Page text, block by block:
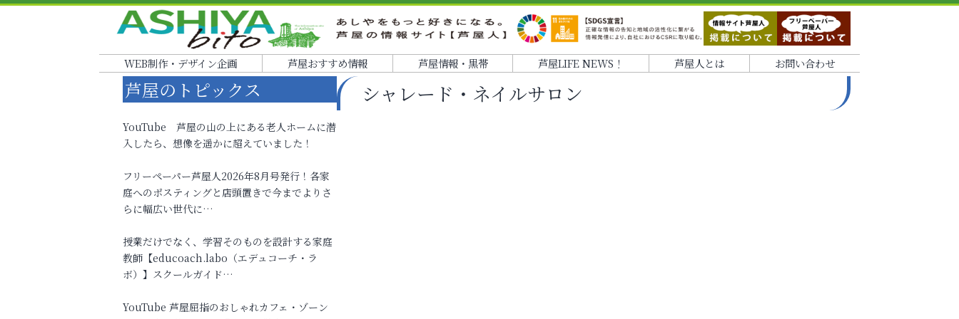
WEB制作・デザイン企画 芦屋おすすめ情報 芦屋情報・黒帯 芦屋LIFE NEWS！ 芦屋人とは お問い合わせ
シャレード・ネイルサロン
芦屋のトピックス
YouTube 芦屋の山の上にある老人ホームに潜
入したら、想像を遥かに超えていました！
フリーペーパー芦屋人2026年8月号発行！各家
庭へのポスティングと店頭置きで今までよりさ
らに幅広い世代に…
授業だけでなく、学習そのものを設計する家庭
教師【educoach.labo（エデュコーチ・ラ
ボ）】スクールガイド…
YouTube 芦屋屈指のおしゃれカフェ・ゾーン